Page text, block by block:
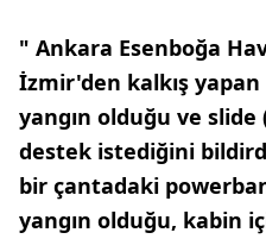
" Ankara Esenboğa
İzmir'den kalkış yapan
yangın olduğu ve slide
destek istediğini
bir çantadaki
yangın olduğu, kabin